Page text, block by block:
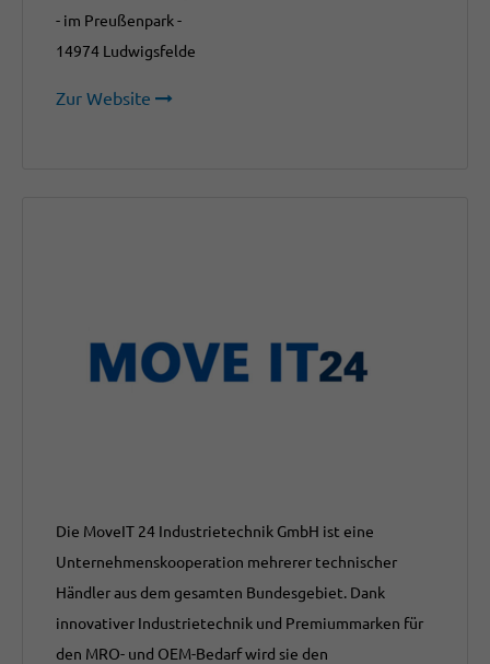
- im Preußenpark -
14974 Ludwigsfelde
Zur Website
Die MoveIT 24 Industrietechnik GmbH ist eine
Unternehmenskooperation mehrerer technischer
Händler aus dem gesamten Bundesgebiet. Dank
innovativer Industrietechnik und Premiummarken für
den MRO- und OEM-Bedarf wird sie den